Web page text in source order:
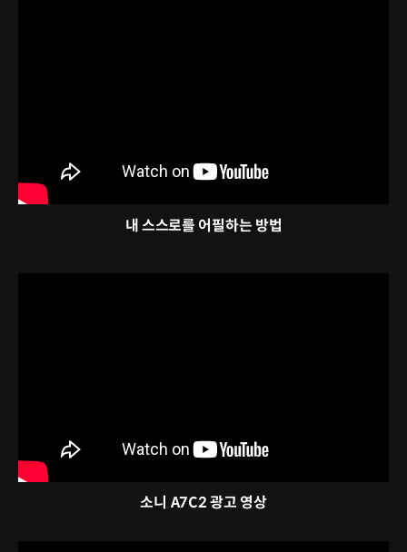
내 스스로를 어필하는 방법
소니 A7C2 광고 영상